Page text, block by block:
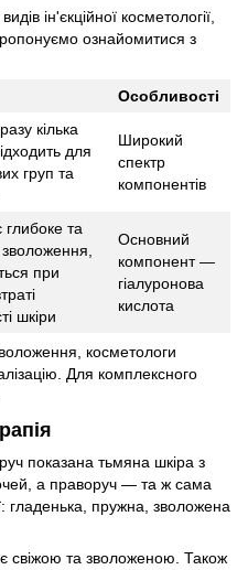
ін'єкційної косметології,
ознайомитися з
Особливості
кілька
для
груп та
Широкий
спектр
компонентів
глибоке та
при
шкіри
Основний
компонент —
гіалуронова
кислота
косметологи
Для комплексного
свіжою та зволоженою. Також